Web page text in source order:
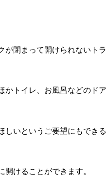
閉まって開けられないトラ
トイレ、お風呂などのドア
いというご要望にもできる
けることができます。